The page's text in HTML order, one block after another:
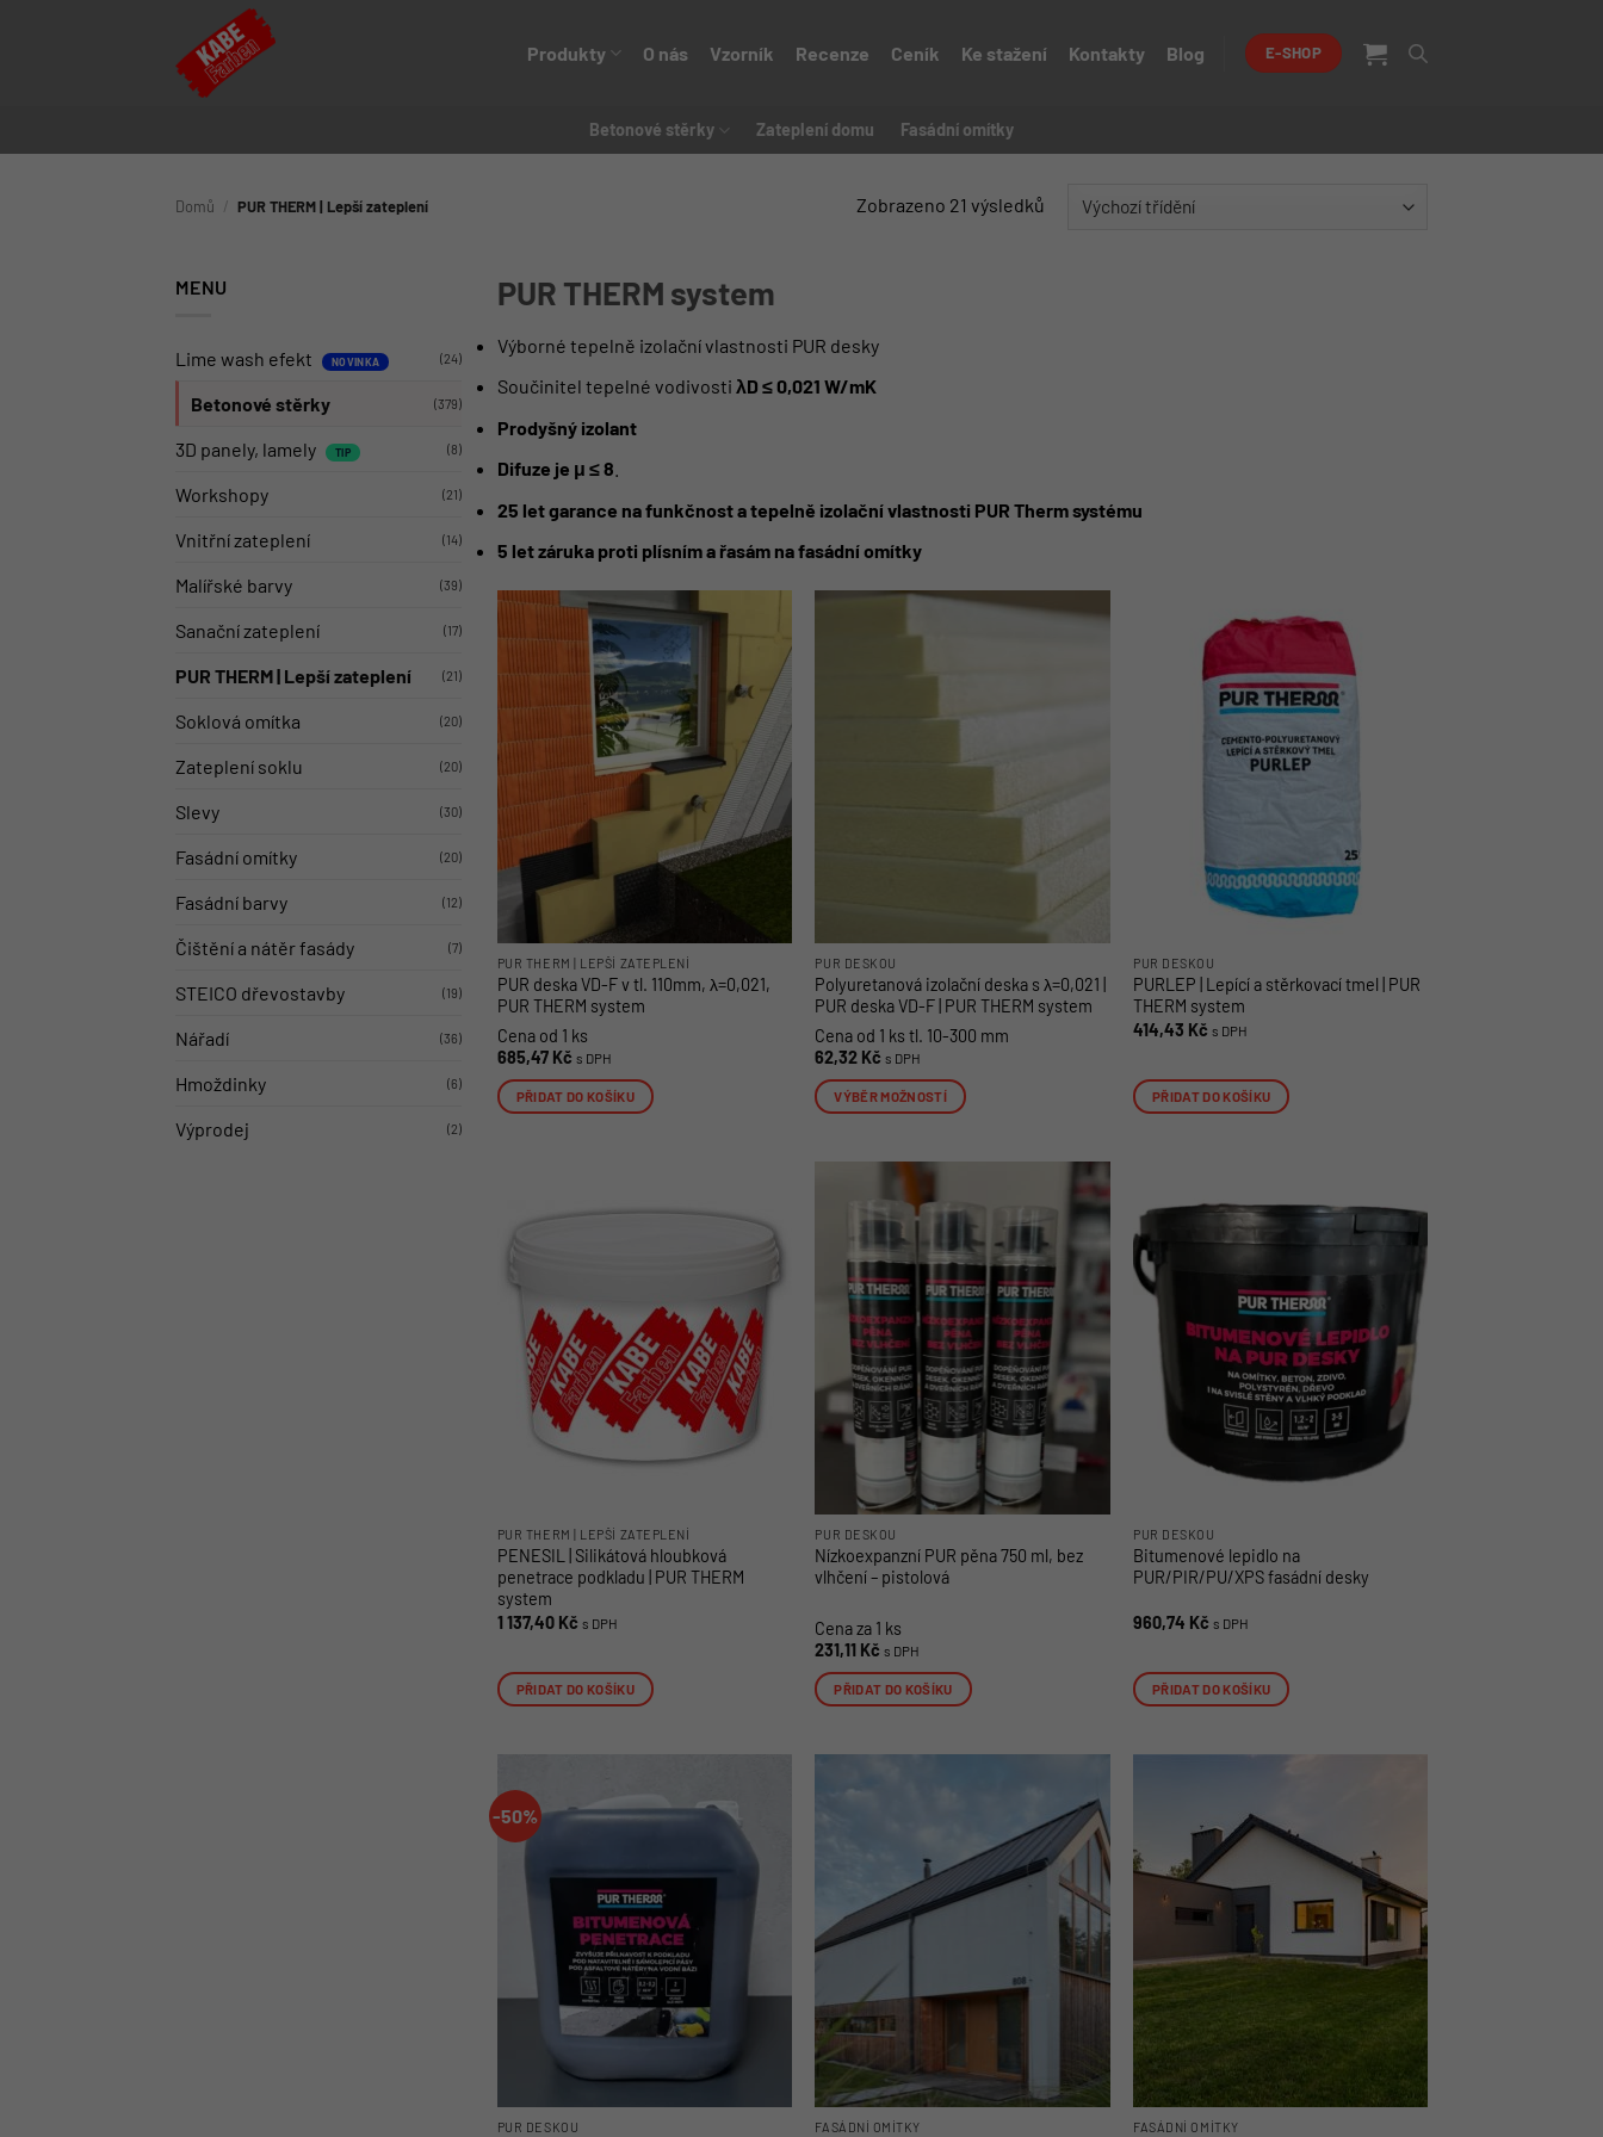
Produkty O nás Vzorník Recenze Ceník Ke stažení Kontakty Blog E-SHOP
Betonové stěrky Zateplení domu Fasádní omítky
Domů / PUR THERM | Lepší zateplení Zobrazeno 21 výsledků
MENU
Lime wash efekt (24)
Betonové stěrky (379)
3D panely, lamely (8)
Workshopy (21)
Vnitřní zateplení (14)
Malířské barvy (39)
Sanační zateplení (17)
PUR THERM | Lepší zateplení (21)
Soklová omítka (20)
Zateplení soklu (20)
Slevy (30)
Fasádní omítky (20)
Fasádní barvy (12)
Čištění a nátěr fasády (7)
STEICO dřevostavby (19)
Nářadí (36)
Hmoždinky (6)
Výprodej (2)
PUR THERM system
Výborné tepelně izolační vlastnosti PUR desky
Součinitel tepelné vodivosti λD ≤ 0,021 W/mK
Prodyšný izolant
Difuze je μ ≤ 8
25 let garance na funkčnost a tepelně izolační vlastnosti PUR Therm systému
5 let záruka proti plísním a řasám na fasádní omítky
PUR THERM | LEPŠÍ ZATEPLENÍ
PUR deska VD-F v tl. 110mm, λ=0,021,
PUR THERM system
Cena od 1 ks
685,47 Kč s DPH
PŘIDAT DO KOŠÍKU
PUR DESKOU
Polyuretanová izolační deska s λ=0,021 |
PUR deska VD-F | PUR THERM system
Cena od 1 ks tl. 10-300 mm
62,32 Kč s DPH
VÝBĚR MOŽNOSTÍ
Možnosti
vybrat
stránce
produktu
PUR DESKOU
PURLEP | Lepící a stěrkovací tmel | PUR
THERM system
414,43 Kč s DPH
PŘIDAT DO KOŠÍKU
PUR THERM | LEPŠÍ ZATEPLENÍ
PENESIL | Silikátová hloubková
penetrace podkladu | PUR THERM
system
1 137,40 Kč s DPH
PŘIDAT DO KOŠÍKU
PUR DESKOU
Nízkoexpanzní PUR pěna 750 ml, bez
vlhčení – pistolová
Cena za 1 ks
231,11 Kč s DPH
PŘIDAT DO KOŠÍKU
PUR DESKOU
Bitumenové lepidlo na
PUR/PIR/PU/XPS fasádní desky
960,74 Kč s DPH
PŘIDAT DO KOŠÍKU
-50%
PUR DESKOU FASÁDNÍ OMÍTKY FASÁDNÍ OMÍTKY